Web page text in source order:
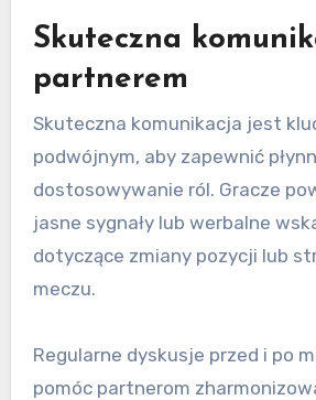
Skuteczna
partnerem
Skuteczna komunikacja jest
podwójnym, aby zapewnić
dostosowywanie ról. Gracze
jasne sygnały lub werbalne
dotyczące zmiany pozycji lub
meczu.
Regularne dyskusje przed i po
pomóc partnerom